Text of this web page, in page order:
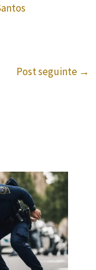
Post seguinte →